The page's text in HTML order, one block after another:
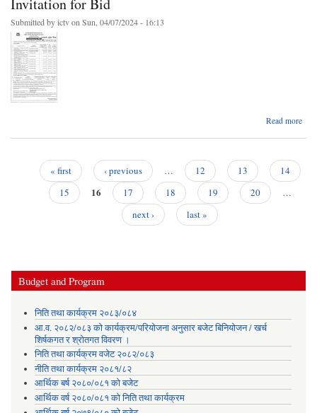
Submitted byictvon Sun, 04/07/2024 - 16:13
Read more
Pages
« first ‹ previous … 12 13
14
15
16 17 18 19 20
…
next ›
last »
Budget and Program
निति तथा कार्यक्रम २०८३/०८४
आ.व. २०८२/०८३ को कार्यक्रम/परियोजना अनुसार बजेट बिनियोजन / खर्च
शिर्षकगत र श्रोतगत विवरण ।
निति तथा कार्यक्रम वजेट २०८२/०८३
नीति तथा कार्यक्रम २०८१/८२
आर्थिक बर्ष २०८०/०८१ को बजेट
आर्थिक वर्ष २०८०/०८१ को निति तथा कार्यक्रम